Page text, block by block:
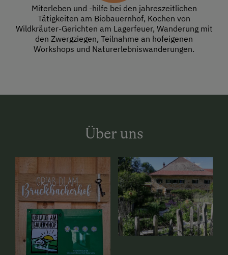
Miterleben und -hilfe bei den jahreszeitlichen
Tätigkeiten am Biobauernhof, Kochen von
Wildkräuter-Gerichten am Lagerfeuer, Wanderung mit
den Zwergziegen, Teilnahme an hofeigenen
Workshops und Naturerlebniswanderungen.
Über uns